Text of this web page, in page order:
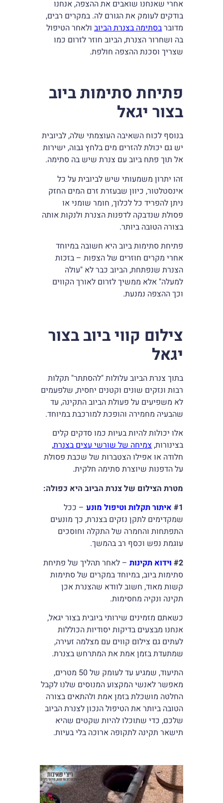
אחרי שאנחנו שואבים את ההצפה, אנחנו
בודקים לעומק את הגורם לה. במקרים רבים,
מדוברבסתימה בצנרת הביובולאחר הטיפול
בה ושחרור הצנרת, הביוב חוזר לזרום כמו
שצריך וסכנת ההצפה חולפת.
פתיחת סתימות ביוב
בצור יגאל
בנוסף לכוח השאיבה העוצמתי שלה, לביובית
יש גם יכולת להזרים מים בלחץ גבוה, ישירות
אל תוך פתח ביוב עם צנרת שיש בה סתימה.
זהו יתרון משמעותי שיש לביובית על כל
אינסטלטור, כיוון שבעזרת זרם המים החזק
ניתן להפריד כל לכלוך, חומר שומני או
פסולת שנדבקה לדפנות הצנרת ולנקות אותה
בצורה הטובה ביותר.
פתיחת סתימות ביוב היא חשובה במיוחד
אחרי מקרים חוזרים של הצפות – בזכות
הצנרת שנפתחת, הביוב כבר לא "עולה
למעלה" אלא ממשיך לזרום לאורך הקווים
וכך ההצפה נמנעת.
צילום קווי ביוב בצור
יגאל
בתוך צנרת הביוב עלולות "להסתתר" תקלות
רבות ונזקים שונים וקטנים יחסית, שלפעמים
לא משפיעים על פעולת הביוב התקינה, עד
שהבעיה מחמירה והופכת למורכבת במיוחד.
אלו יכולות להיות בעיות כמו סדקים קלים
בצינורות,צמיחה של שורשי עצים בצנרת,
חלודה או אפילו הצטברות של שכבת פסולת
על הדפנות שיוצרת סתימה חלקית.
מטרת הצילום של צנרת הביוב היא כפולה:
#1 איתור תקלות וטיפול מונע– ככל
שמקדימים לתקן נזקים בצנרת, כך מונעים
התפתחות והחמרה של התקלה וחוסכים
עוגמת נפש וכסף רב בהמשך.
#2 וידוא תקינות– לאחר תהליך של פתיחת
סתימות ביוב, במיוחד במקרים של סתימות
קשות מאוד, חשוב לוודא שהצנרת אכן
תקינה ונקיה מחסימות.
כשאתם מזמינים שירותי ביובית בצור יגאל,
אנחנו מבצעים בדיקות יסודיות הכוללות
לעתים גם צילום קווים עם מצלמה זעירה,
שמתעדת בזמן אמת את המתרחש בצנרת.
התיעוד, שמגיע עד לעומק של 50 מטרים,
מאפשר לאנשי המקצוע המנוסים שלנו לקבל
החלטה מושכלת בזמן אמת ולהתאים בצורה
הטובה ביותר את הטיפול הנכון לצנרת הביוב
שלכם, כדי שתוכלו להיות שקטים שהיא
תישאר תקינה לתקופה ארוכה בלי בעיות.